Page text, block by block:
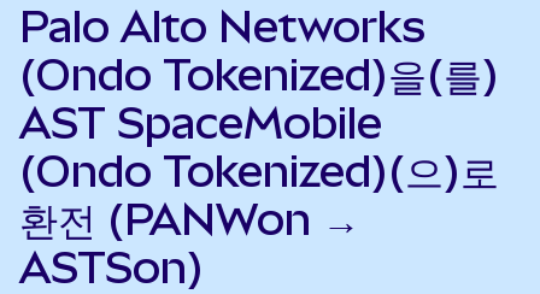
Palo Alto Networks
(Ondo Tokenized)을(를)
AST SpaceMobile
(Ondo Tokenized)(으)로
환전 (PANWon →
ASTSon)